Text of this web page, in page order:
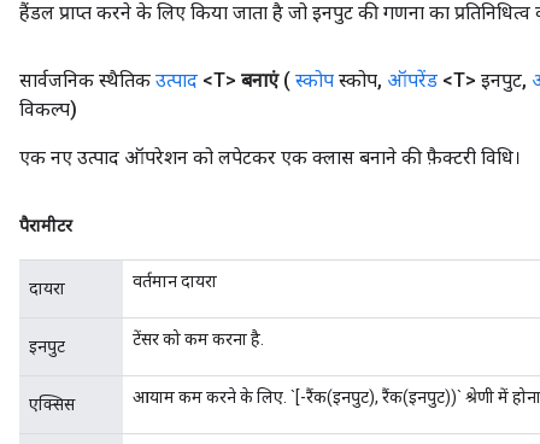
हैंडल प्राप्त करने के लिए किया जाता है जो इनपुट की गणना का प्रतिनिधित्व
सार्वजनिक स्थैतिक उत्पाद <T> बनाएं ( स्कोप स्कोप, ऑपरेंड <T> इनपुट,
विकल्प)
एक नए उत्पाद ऑपरेशन को लपेटकर एक क्लास बनाने की फ़ैक्टरी विधि।
पैरामीटर
दायरा वर्तमान दायरा
इनपुट टेंसर को कम करना है.
एक्सिस आयाम कम करने के लिए. `[-रैंक(इनपुट), रैंक(इनपुट))` श्रेणी में होना